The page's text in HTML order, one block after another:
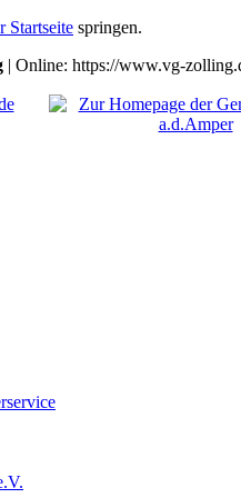
Startseite springen.
| Online: https://www.vg-